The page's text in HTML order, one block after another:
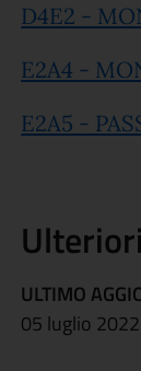
D4E2 -
E2A4 -
E2A5 -
ULTIMO
05 luglio 2022